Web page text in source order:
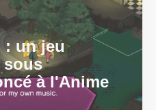
: un jeu
sous
à l'Anime